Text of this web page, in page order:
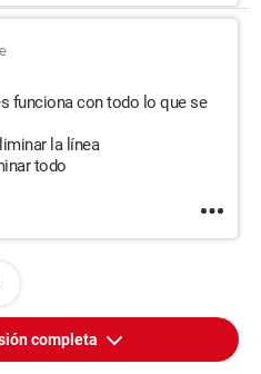
funciona con todo lo que se
la línea
todo
completa